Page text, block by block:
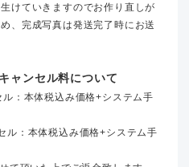
けていきますのでお作り直しが
、完成写真は発送完了時にお送
ャンセル料について
：本体税込み価格+システム手
ル：本体税込み価格+システム手